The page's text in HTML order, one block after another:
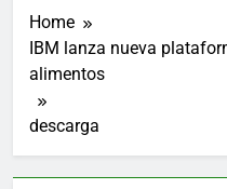
Home
IBM lanza nueva
alimentos
descarga